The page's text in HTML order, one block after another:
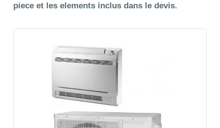
piece et les elements inclus dans le devis.